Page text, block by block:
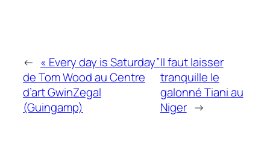
← « Every day is Saturday”
de Tom Wood au Centre
d’art GwinZegal
(Guingamp)
Il faut laisser
tranquille le
galonné Tiani au
Niger →